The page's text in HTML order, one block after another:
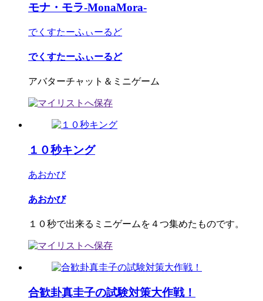
モナ・モラ-MonaMora-
でくすたーふぃーるど
でくすたーふぃーるど
アバターチャット＆ミニゲーム
１０秒キング
あおかび
あおかび
１０秒で出来るミニゲームを４つ集めたものです。
合歓卦真圭子の試験対策大作戦！